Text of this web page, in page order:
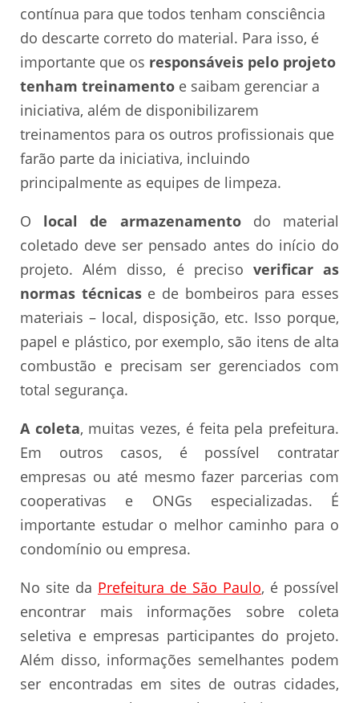
contínua para que todos tenham consciência
do descarte correto do material. Para isso, é
importante que os responsáveis pelo projeto
tenham treinamento e saibam gerenciar a
iniciativa, além de disponibilizarem
treinamentos para os outros profissionais que
farão parte da iniciativa, incluindo
principalmente as equipes de limpeza.
O local de armazenamento do material
coletado deve ser pensado antes do início do
projeto. Além disso, é preciso verificar as
normas técnicase de bombeiros para esses
materiais – local, disposição, etc. Isso porque,
papel e plástico, por exemplo, são itens de alta
combustão e precisam ser gerenciados com
total segurança.
A coleta, muitas vezes, é feita pela prefeitura.
Em outros casos, é possível contratar
empresas ou até mesmo fazer parcerias com
cooperativas e ONGs especializadas. É
importante estudar o melhor caminho para o
condomínio ou empresa.
No site da Prefeitura de São Paulo, é possível
encontrar mais informações sobre coleta
seletiva e empresas participantes do projeto.
Além disso, informações semelhantes podem
ser encontradas em sites de outras cidades,